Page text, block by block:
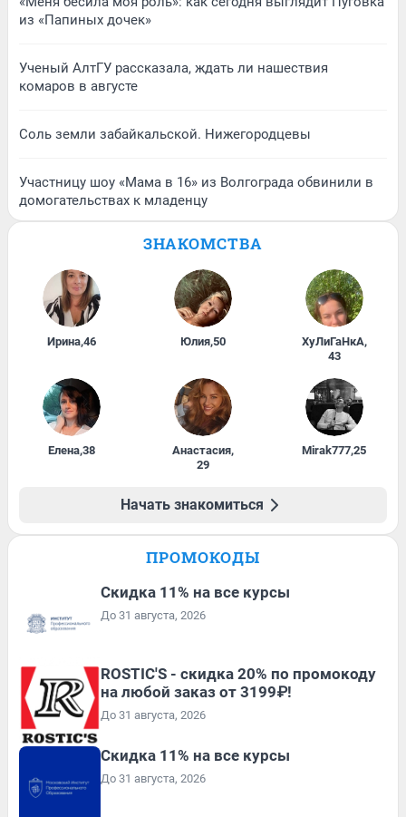
из «Папиных дочек»
Ученый АлтГУ рассказала, ждать ли нашествия
комаров в августе
Соль земли забайкальской. Нижегородцевы
Участницу шоу «Мама в 16» из Волгограда обвинили в
домогательствах к младенцу
ЗНАКОМСТВА
Ирина,46 Юлия,50 ХуЛиГаНкА,
43
Елена,38 Анастасия,
29
Mirak777,25
Начать знакомиться
ПРОМОКОДЫ
Скидка 11% на все курсы
До 31 августа, 2026
ROSTIC'S - скидка 20% по промокоду
на любой заказ от 3199₽!
До 31 августа, 2026
Скидка 11% на все курсы
До 31 августа, 2026